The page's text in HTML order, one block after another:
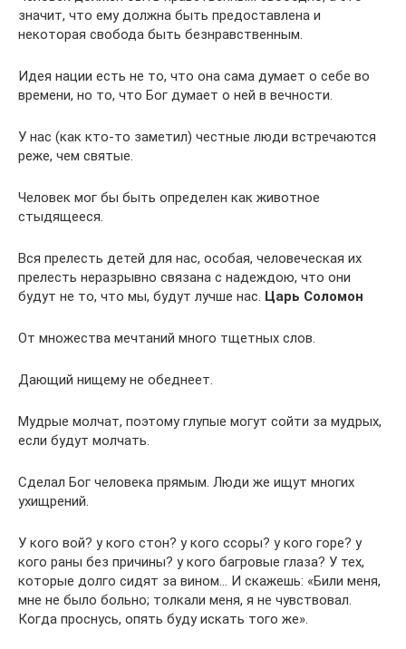
значит, что ему должна быть предоставлена и
некоторая свобода быть безнравственным.
Идея нации есть не то, что она сама думает о себе во
времени, но то, что Бог думает о ней в вечности.
У нас (как кто-то заметил) честные люди встречаются
реже, чем святые.
Человек мог бы быть определен как животное
стыдящееся.
Вся прелесть детей для нас, особая, человеческая их
прелесть неразрывно связана с надеждою, что они
будут не то, что мы, будут лучше нас. Царь Соломон
От множества мечтаний много тщетных слов.
Дающий нищему не обеднеет.
Мудрые молчат, поэтому глупые могут сойти за мудрых,
если будут молчать.
Сделал Бог человека прямым. Люди же ищут многих
ухищрений.
У кого вой? у кого стон? у кого ссоры? у кого горе? у
кого раны без причины? у кого багровые глаза? У тех,
которые долго сидят за вином… И скажешь: «Били меня,
мне не было больно; толкали меня, я не чувствовал.
Когда проснусь, опять буду искать того же».